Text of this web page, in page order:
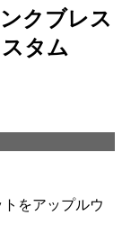
クブレス
タム
をアップルウ